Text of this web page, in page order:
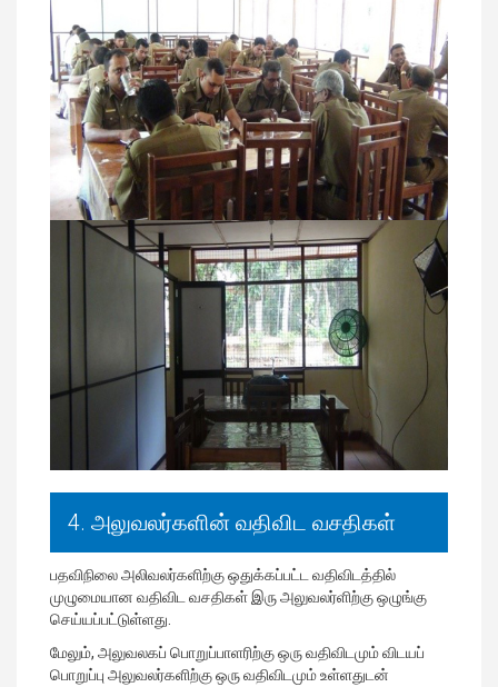
4. அலுவலர்களின் வதிவிட வசதிகள்
பதவிநிலை அலிவலர்களிற்கு ஒதுக்கப்பட்ட வதிவிடத்தில்
முழுமையான வதிவிட வசதிகள் இரு அலுவலர்ளிற்கு ஒழுங்கு
செய்யப்பட்டுள்ளது.
மேலும், அலுவலகப் பொறுப்பாளரிற்கு ஒரு வதிவிடமும் விடயப்
பொறுப்பு அலுவலர்களிற்கு ஒரு வதிவிடமும் உள்ளதுடன்